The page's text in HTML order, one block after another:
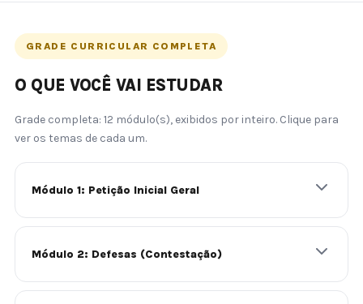
GRADE CURRICULAR COMPLETA
O QUE VOCÊ VAI ESTUDAR
Grade completa: 12 módulo(s), exibidos por inteiro. Clique para
ver os temas de cada um.
Módulo 1: Petição Inicial Geral
Módulo 2: Defesas (Contestação)